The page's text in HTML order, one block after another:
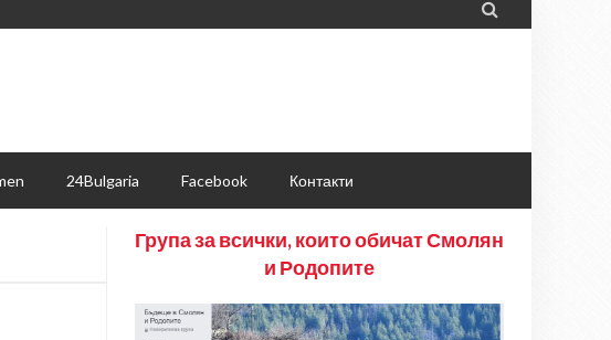

24Bulgaria Facebook Контакти
Група за всички, които обичат Смолян
и Родопите